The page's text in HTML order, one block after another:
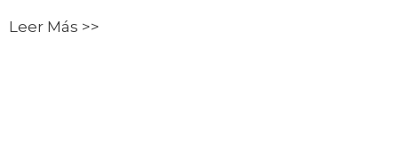
Leer Más >>